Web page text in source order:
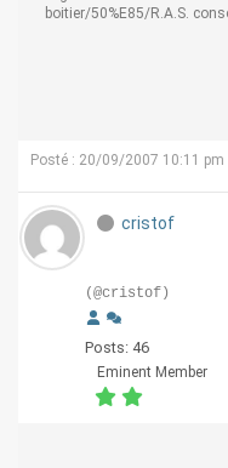
boitier/50%E85/R.A.S.
Posté : 20/09/2007 10:11 pm
cristof
(@cristof)
Posts: 46
Eminent Member